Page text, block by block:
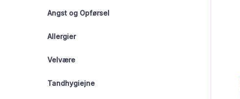
Angst og Opførsel
Allergier
Velvære
Tandhygiejne